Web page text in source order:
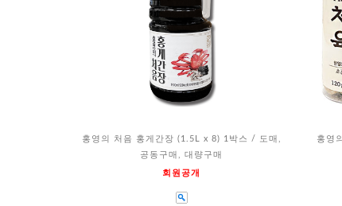
홍영의 처음 홍게간장 (1.5L x 8) 1박스 / 도매,
공동구매, 대량구매
회원공개
홍영